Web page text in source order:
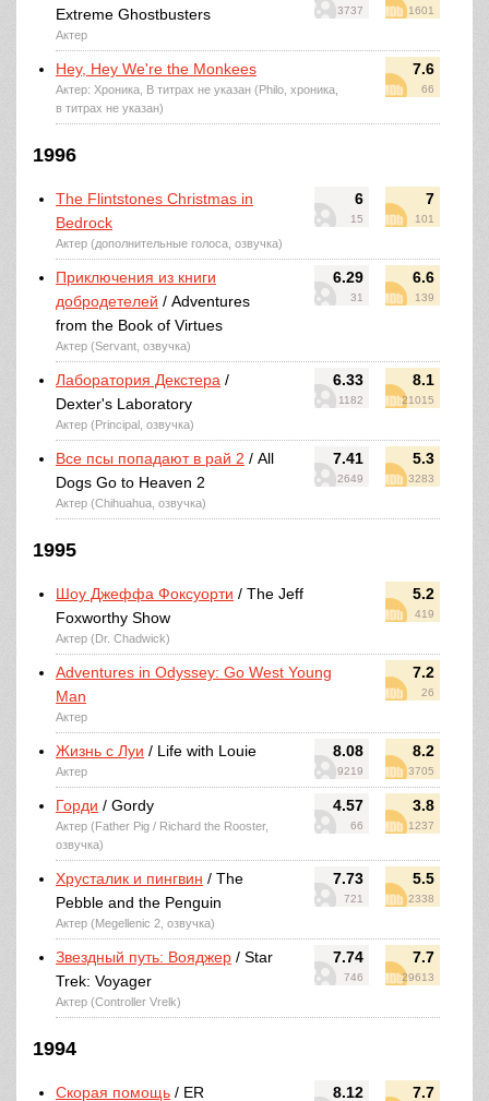
3737 1601
Extreme Ghostbusters
Актер
7.6
66
Hey, Hey We're the Monkees
Актер: Хроника, В титрах не указан (Philo, хроника,
в титрах не указан)
1996
6
15
7
101
The Flintstones Christmas in
Bedrock
Актер (дополнительные голоса, озвучка)
6.29
31
6.6
139
Приключения из книги
добродетелей / Adventures
from the Book of Virtues
Актер (Servant, озвучка)
6.33
1182
8.1
21015
Лаборатория Декстера /
Dexter's Laboratory
Актер (Principal, озвучка)
7.41
2649
5.3
3283
Все псы попадают в рай 2 / All
Dogs Go to Heaven 2
Актер (Chihuahua, озвучка)
1995
5.2
419
Шоу Джеффа Фоксуорти / The Jeff
Foxworthy Show
Актер (Dr. Chadwick)
7.2
26
Adventures in Odyssey: Go West Young
Man
Актер
8.08
9219
8.2
3705
Жизнь с Луи / Life with Louie
Актер
4.57
66
3.8
1237
Горди / Gordy
Актер (Father Pig / Richard the Rooster,
озвучка)
7.73
721
5.5
2338
Хрусталик и пингвин / The
Pebble and the Penguin
Актер (Megellenic 2, озвучка)
7.74
746
7.7
29613
Звездный путь: Вояджер / Star
Trek: Voyager
Актер (Controller Vrelk)
1994
8.12 7.7
Скорая помощь / ER